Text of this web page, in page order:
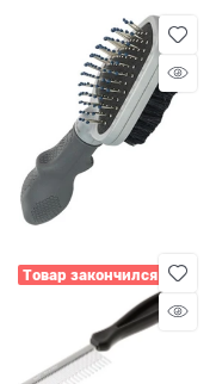
Товар закончился